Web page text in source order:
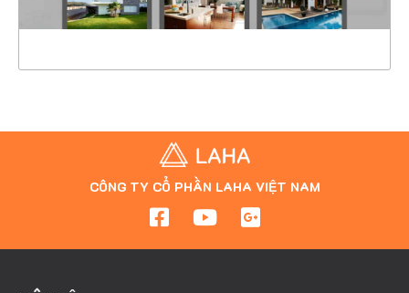
XEM THỰC TẾ
CÔNG TY CỔ PHẦN LAHA VIỆT NAM